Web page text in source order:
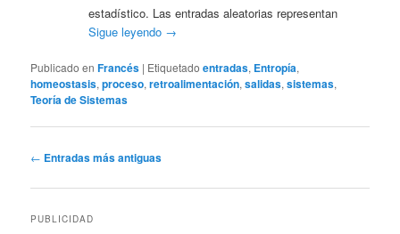
estadístico. Las entradas aleatorias representan
Sigue leyendo →
Publicado en Francés | Etiquetado entradas, Entropía,
homeostasis,proceso,retroalimentación,salidas,sistemas,
Teoría de Sistemas
Navegación
entradas
← Entradas más antiguas
PUBLICIDAD